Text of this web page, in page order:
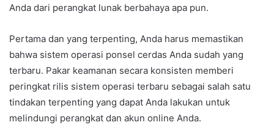
Anda dari perangkat lunak berbahaya apa pun.
Pertama dan yang terpenting, Anda harus memastikan
bahwa sistem operasi ponsel cerdas Anda sudah yang
terbaru. Pakar keamanan secara konsisten memberi
peringkat rilis sistem operasi terbaru sebagai salah satu
tindakan terpenting yang dapat Anda lakukan untuk
melindungi perangkat dan akun online Anda.